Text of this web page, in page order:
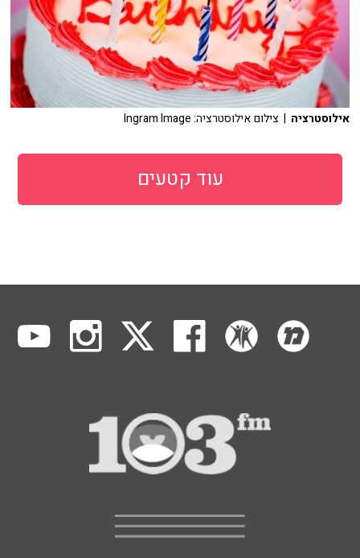
אילוסטרציה | צילום אילוסטרציה: Ingram Image
עוד קטעים